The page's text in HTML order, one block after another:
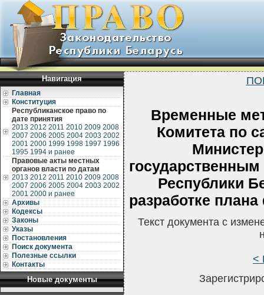
Навигация
Главная
Конституция
Республиканское право по
дате принятия
2013 2012 2011 2010 2009 2008
2007 2006 2005 2004 2003 2002
2001 2000 1999 1998 1997 1996
1995 1994 и ранее
Правовые акты местных
органов власти по датам
2013 2012 2011 2010 2009 2008
2007 2006 2005 2004 2003 2002
2001 2000 и ранее
Архивы
Кодексы
Законы
Указы
Постановления
Поиск документа
Полезные ссылки
Контакты
Новые документы
Временные
Комитета по
Республики
разработке
Текст документа с
<